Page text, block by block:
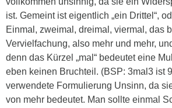
ist. Gemeint ist eigentlich „ein Drittel“,
Einmal, zweimal, dreimal, viermal, das
Vervielfachung, also mehr und mehr,
denn das Kürzel „mal“ bedeutet eine
eben keinen Bruchteil. (BSP: 3mal3 ist
verwendete Formulierung Unsinn, da
von mehr bedeutet. Man sollte einmal